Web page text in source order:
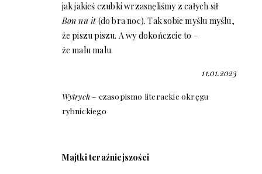
jak jakieś czubki wrzasnęliśmy z całych sił
Bon nu it (do bra noc). Tak sobie myślu myślu,
że piszu piszu. A wy dokończcie to –
że malu malu.
11.01.2023
Wytrych– czasopismo literackie okręgu
rybnickiego
Majtki teraźniejszości